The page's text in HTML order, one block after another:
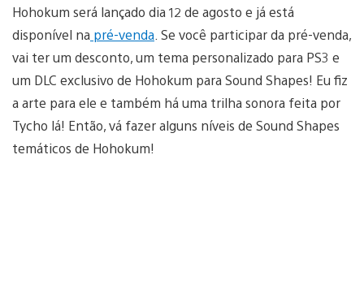
Hohokum será lançado dia 12 de agosto e já está
disponível na pré-venda . Se você participar da pré-venda,
vai ter um desconto, um tema personalizado para PS3 e
um DLC exclusivo de Hohokum para Sound Shapes! Eu fiz
a arte para ele e também há uma trilha sonora feita por
Tycho lá! Então, vá fazer alguns níveis de Sound Shapes
temáticos de Hohokum!